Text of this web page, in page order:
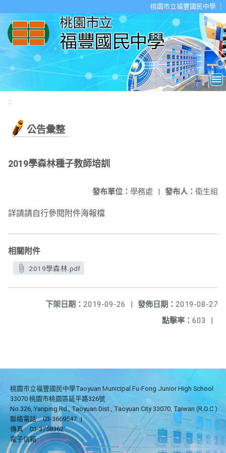
桃園市立福豐國民中學
:::
公告彙整
2019學森林種子教師培訓
發布人： 衛生組
發布單位： 學務處 |
詳請請自行參閱附件海報檔
相關附件
2019學森林.pdf
發佈日期： 2019-08-27
下架日期： 2019-09-26
|
點擊率： 603 |
桃園市立福豐國民中學Taoyuan Municipal Fu-Fong Junior High School
33070 桃園市桃園區延平路326號
No.326, Yanping Rd., Taoyuan Dist., Taoyuan City 33070, Taiwan (R.O.C.)
聯絡電話
03-3669547 |
傳真
03-3758362
電子信箱